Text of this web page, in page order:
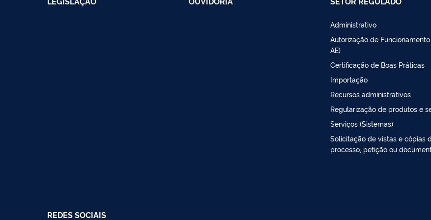
Administrativo
Autorização de Funcionamento
AE)
Certificação de Boas Práticas
Importação
Recursos administrativos
Regularização de produtos e
Serviços (Sistemas)
Solicitação de vistas e cópias
processo, petição ou
REDES SOCIAIS